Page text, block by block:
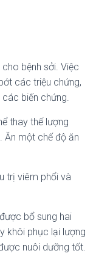
bệnh sởi. Việc
các triệu chứng,
biến chứng.
thay thế lượng
một chế độ ăn
trị viêm phổi và
bổ sung hai
khôi phục lại lượng
nuôi dưỡng tốt.